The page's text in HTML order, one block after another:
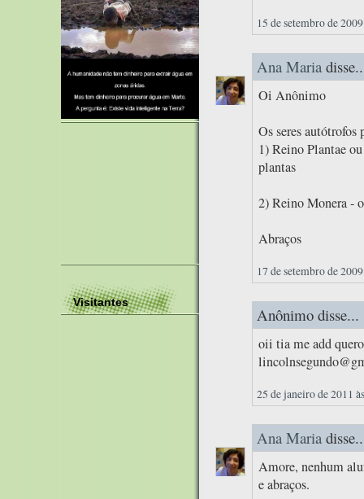
Visitantes
15 de setembro de
Ana Maria
Oi Anônimo
Os seres autótrofos
1) Reino Plantae
plantas
2) Reino Monera -
Abraços
17 de setembro de
Anônimo disse...
oii tia me add
25 de janeiro de 2011
Ana Maria
Amore, nenhum
e abraços.